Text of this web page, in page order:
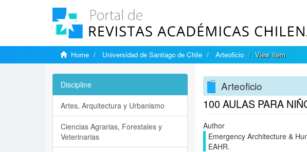
Home Universidad de Santiago de Chile Arteoficio View Item
Arteoficio
100 AULAS PARA
Author
Emergency Architecture &
EAHR.
Discipline
Artes, Arquitectura y Urbanismo
Ciencias Agrarias, Forestales y
Veterinarias